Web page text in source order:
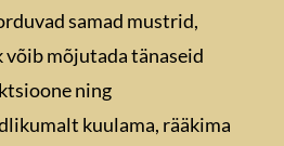
samad mustrid,
võib mõjutada tänaseid
ning
kuulama, rääkima